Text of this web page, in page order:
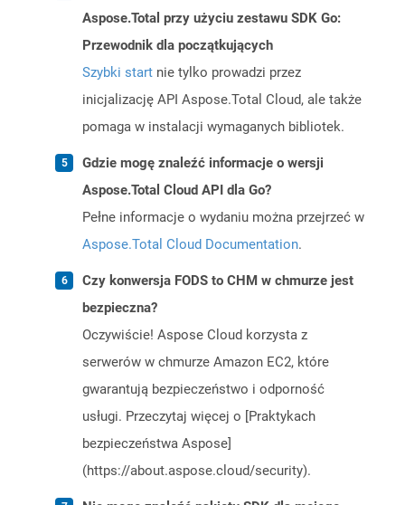
Aspose.Total przy użyciu zestawu SDK Go:
Przewodnik dla początkujących
Szybki start nie tylko prowadzi przez
inicjalizację API Aspose.Total Cloud, ale także
pomaga w instalacji wymaganych bibliotek.
Gdzie mogę znaleźć informacje o wersji
Aspose.Total Cloud API dla Go?
Pełne informacje o wydaniu można przejrzeć w
Aspose.Total Cloud Documentation.
Czy konwersja FODS to CHM w chmurze jest
bezpieczna?
Oczywiście! Aspose Cloud korzysta z
serwerów w chmurze Amazon EC2, które
gwarantują bezpieczeństwo i odporność
usługi. Przeczytaj więcej o [Praktykach
bezpieczeństwa Aspose]
(https://about.aspose.cloud/security).